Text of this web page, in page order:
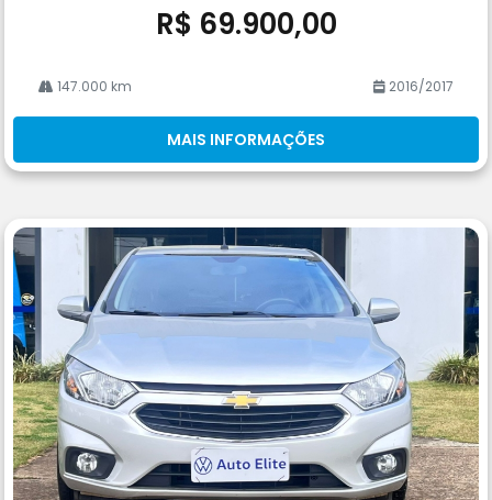
R$ 69.900,00
147.000 km 2016/2017
MAIS INFORMAÇÕES